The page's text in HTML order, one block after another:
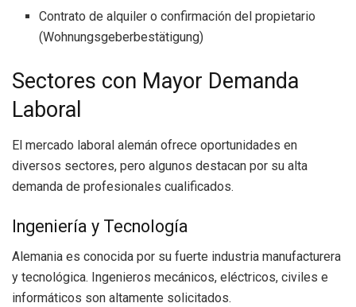
Contrato de alquiler o confirmación del propietario
(Wohnungsgeberbestätigung)
Sectores con Mayor Demanda
Laboral
El mercado laboral alemán ofrece oportunidades en
diversos sectores, pero algunos destacan por su alta
demanda de profesionales cualificados.
Ingeniería y Tecnología
Alemania es conocida por su fuerte industria manufacturera
y tecnológica. Ingenieros mecánicos, eléctricos, civiles e
informáticos son altamente solicitados.